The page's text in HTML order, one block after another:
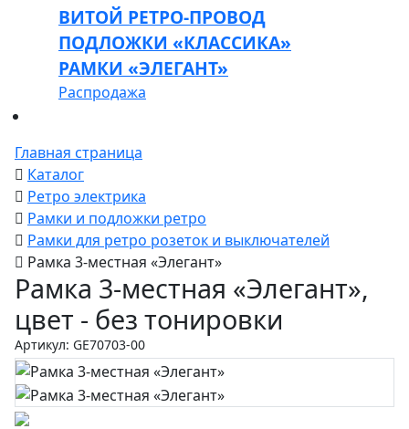
ВИТОЙ РЕТРО-ПРОВОД
ПОДЛОЖКИ «КЛАССИКА»
РАМКИ «ЭЛЕГАНТ»
Распродажа
Главная страница
Каталог
Ретро электрика
Рамки и подложки ретро
Рамки для ретро розеток и выключателей
Рамка 3-местная «Элегант»
Рамка 3-местная «Элегант»,
цвет - без тонировки
Артикул: GE70703-00